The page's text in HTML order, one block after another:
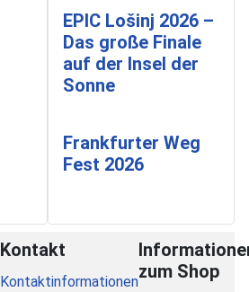
EPIC Lošinj 2026 –
Das große Finale
auf der Insel der
Sonne
Frankfurter Weg
Fest 2026
Kontakt
Kontaktinformationenzum Shop